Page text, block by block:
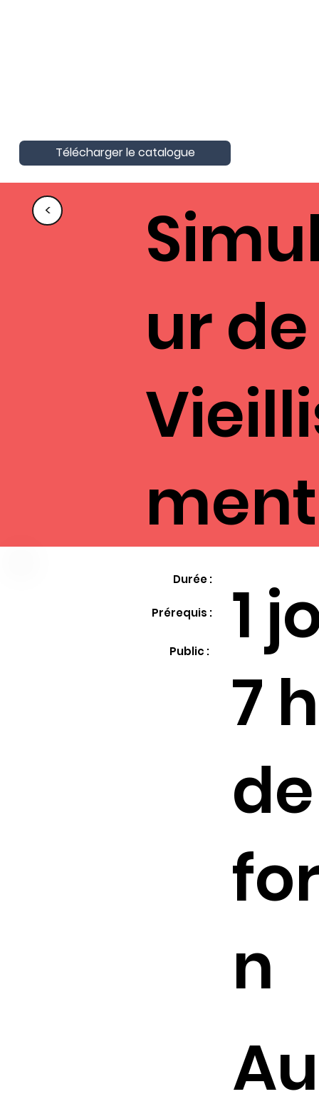
Télécharger le catalogue
<
ur de
ment
Durée :
Prérequis :
Public :
1
7
de
n